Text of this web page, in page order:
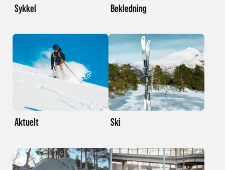
Sykkel Bekledning
Aktuelt Ski